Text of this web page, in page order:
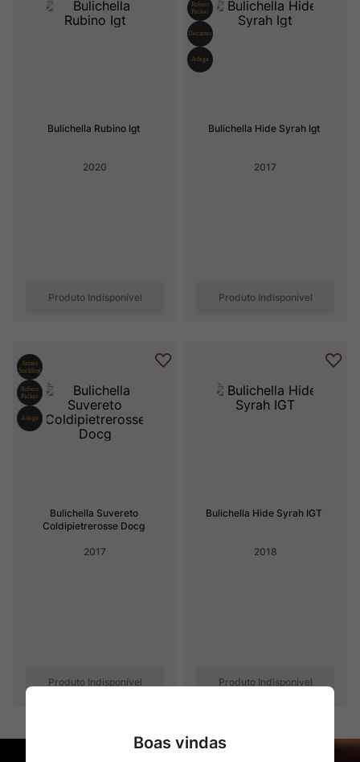
Bulichella Rubino Igt
2020
Produto Indisponível
Bulichella Hide Syrah Igt
2017
Produto Indisponível
Bulichella Suvereto
Coldipietrerosse Docg
2017
Produto Indisponível
Bulichella Hide Syrah IGT
2018
Produto Indisponível
Ver Sacrum
Boas vindas